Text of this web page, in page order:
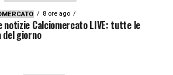
8 ore ago
notizie Calciomercato LIVE: tutte le
del giorno